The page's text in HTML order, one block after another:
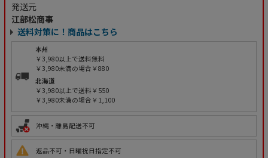
発送元
江部松商事
送料対策に！商品はこちら
本州
￥3,980以上で送料無料
￥3,980未満の場合￥880
北海道
￥3,980以上で送料￥550
￥3,980未満の場合￥1,100
沖縄・離島配送不可
返品不可・日曜祝日指定不可